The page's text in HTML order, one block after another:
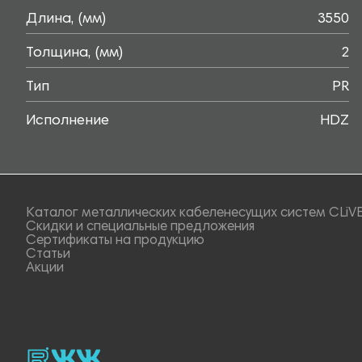
Длина, (мм) 3550
Толщина, (мм) 2
Тип PR
Исполнение HDZ
Каталог металлических кабеленесущих систем
Скидки и специальные предложения
Сертификаты на продукцию
Статьи
Акции
rutubevk_video.
Vk.